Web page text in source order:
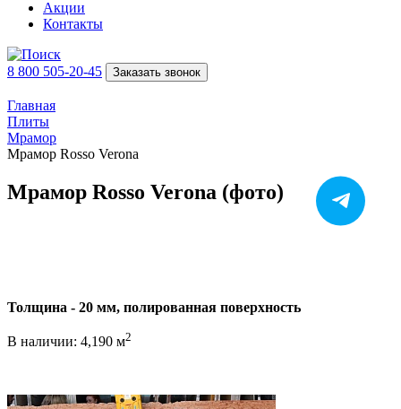
Акции
Контакты
8 800 505-20-45 Заказать звонок
Главная
Плиты
Мрамор
Мрамор Rosso Verona
Мрамор Rosso Verona (фото)
Толщина - 20 мм, полированная поверхность
В наличии: 4,190 м2